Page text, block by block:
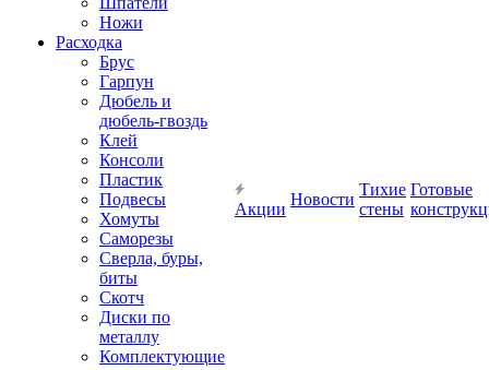
Ножи
Расходка
Брус
Гарпун
Дюбель и
дюбель-гвоздь
Клей
Консоли
Пластик
Подвесы
Хомуты
Саморезы
Сверла, буры,
биты
Скотч
Диски по
металлу
Комплектующие
Акции
Новости
Тихие
стены
Готовые